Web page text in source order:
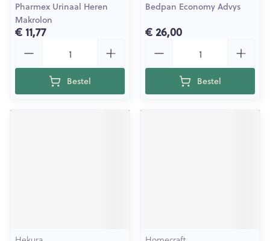
Pharmex Urinaal Heren
Makrolon
€ 11,77
Bestel
Bedpan Economy Advys
€ 26,00
Bestel